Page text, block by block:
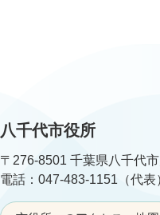
八千代市役所
〒276-8501 千葉県八千代
電話：047-483-1151（代表